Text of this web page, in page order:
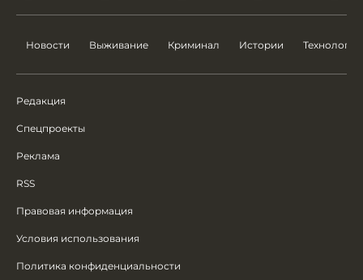
Новости Выживание Криминал Истории Технологии
Редакция
Спецпроекты
Реклама
RSS
Правовая информация
Условия использования
Политика конфиденциальности